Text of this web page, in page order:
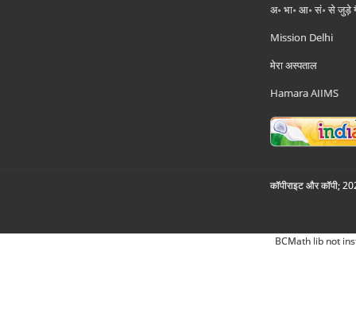
अ॰ भा॰ आ॰ सं॰ से जुड़े
Mission Delhi
मेरा अस्पताल
Hamara AIIMS
कॉपीराइट और कॉपी;
BCMath lib not